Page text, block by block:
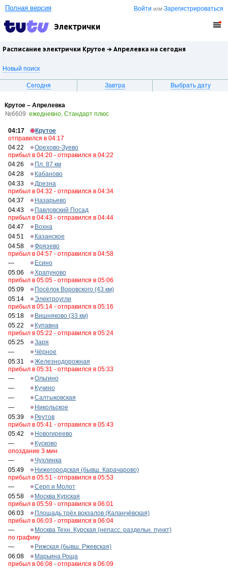
Войти илиЗарегистрироваться
Полная версия
Электрички
Расписание электрички Крутое → Апрелевка на сегодня
Новый поиск
Сегодня Завтра Выбрать дату
Крутое – Апрелевка
№6609 ежедневно, Стандарт плюс
04:17
Крутое
отправился в 04:17
04:22
Орехово-Зуево
прибыл в 04:20 - отправился в 04:22
04:26
Пл. 87 км
04:28
Кабаново
04:33
Дрезна
прибыл в 04:32 - отправился в 04:34
04:37
Назарьево
04:43
Павловский Посад
прибыл в 04:43 - отправился в 04:44
04:47
Вохна
04:51
Казанское
04:58
Фрязево
прибыл в 04:57 - отправился в 04:58
—
Есино
05:06
Храпуново
прибыл в 05:05 - отправился в 05:06
05:09
Посёлок Воровского (43 км)
05:14
Электроугли
прибыл в 05:14 - отправился в 05:16
05:18
Вишняково (33 км)
05:22
Купавна
прибыл в 05:22 - отправился в 05:24
05:25
Заря
—
Чёрное
05:31
Железнодорожная
прибыл в 05:31 - отправился в 05:33
—
Ольгино
—
Кучино
—
Салтыковская
—
Никольское
05:39
Реутов
прибыл в 05:41 - отправился в 05:43
05:42
Новогиреево
—
Кусково
опоздание 3 мин
—
Чухлинка
05:49
Нижегородская (бывш. Карачарово)
прибыл в 05:51 - отправился в 05:53
—
Серп и Молот
05:58
Москва Курская
прибыл в 05:59 - отправился в 06:01
06:03
Площадь трёх вокзалов (Каланчёвская)
прибыл в 06:03 - отправился в 06:04
—
Москва Техн. Курская (непасс. раздельн. пункт)
по графику
—
Рижская (бывш. Ржевская)
06:08
Марьина Роща
прибыл в 06:08 - отправился в 06:09